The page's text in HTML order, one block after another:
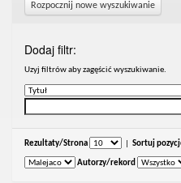
Rozpocznij nowe wyszukiwanie
Dodaj filtr:
Uzyj filtrów aby zagęścić wyszukiwanie.
Rezultaty/Strona Sortuj
Autorzy/rekord